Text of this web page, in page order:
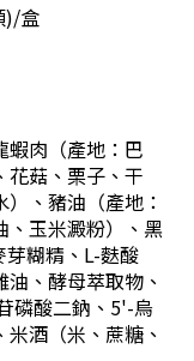
)/盒
蝦肉（產地：巴
花菇、栗子、干
、豬油（產地：
、玉米澱粉）、黑
糊精、L-麩酸
、酵母萃取物、
磷酸二鈉、5'-烏
酒（米、蔗糖、